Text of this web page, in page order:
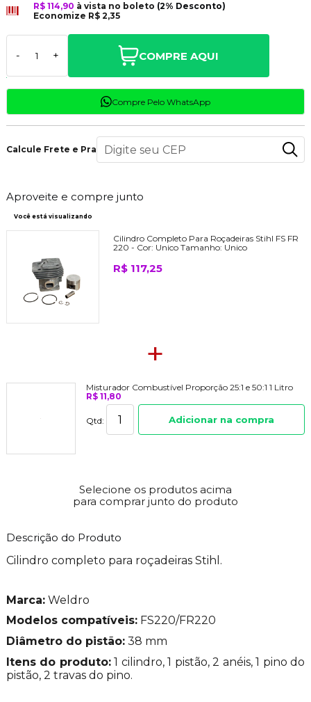
R$ 114,90 à vista no boleto (2% Desconto)
Economize R$ 2,35
- + COMPRE AQUI
Compre Pelo WhatsApp
Calcule Frete e Prazo
Aproveite e compre junto
Você está visualizando
Cilindro Completo Para Roçadeiras Stihl FS FR
220 - Cor: Unico Tamanho: Unico
R$ 117,25
+
Misturador Combustível Proporção 25:1 e 50:1 1 Litro
R$ 11,80
Qtd: Adicionar na compra
Selecione os produtos acima
para comprar junto do produto
Descrição do Produto
Cilindro completo para roçadeiras Stihl.
Marca:Weldro
Modelos compatíveis:FS220/FR220
Diâmetro do pistão:38 mm
Itens do produto:1 cilindro, 1 pistão, 2 anéis, 1 pino do
pistão, 2 travas do pino.